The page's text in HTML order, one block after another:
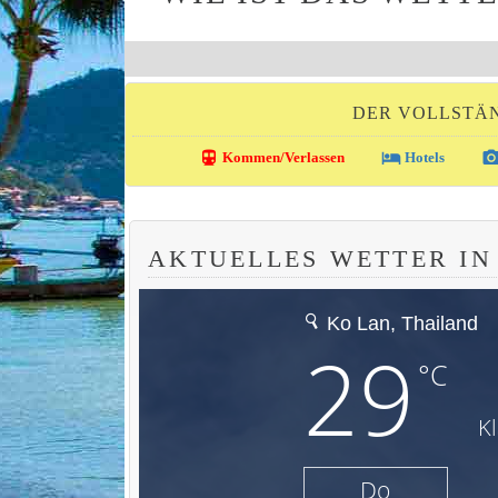
DER
directions_transit Kommen/Verlassen local_hotelHotels
AKTUELLES WETTER